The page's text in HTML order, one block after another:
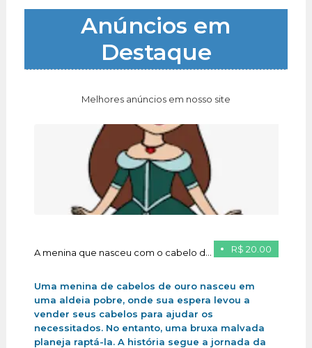
Anúncios em
Destaque
Melhores anúncios em nosso site
R$ 20.00
A menina que nasceu com o cabelo de ouro
Uma menina de cabelos de ouro nasceu em
uma aldeia pobre, onde sua espera levou a
vender seus cabelos para ajudar os
necessitados. No entanto, uma bruxa malvada
planeja raptá-la. A história segue a jornada da